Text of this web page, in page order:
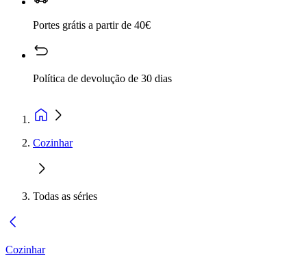
Portes grátis a partir de 40€
Política de devolução de 30 dias
Cozinhar
Todas as séries
Cozinhar